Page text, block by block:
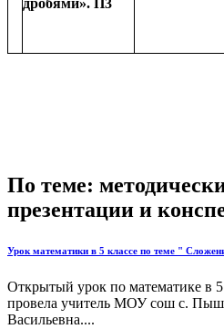
По теме:
презентации и
Урок математики в 5 классе по теме "
Открытый урок по математике в 5
провела учитель МОУ сош с.
Васильевна....